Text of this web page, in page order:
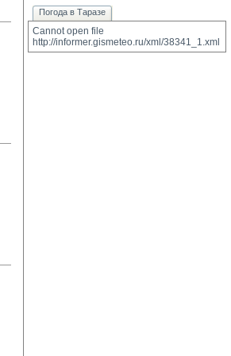
Погода в Таразе
Cannot open file
http://informer.gismeteo.ru/xml/38341_1.xml